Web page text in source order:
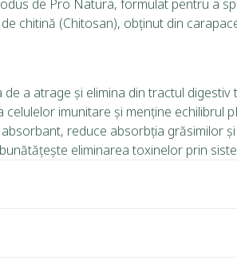
de Pro Natura, formulat pentru a
chitină (Chitosan), obținut din
a atrage și elimina din tractul
imunitare și menține echilibrul
reduce absorbția grăsimilor
eliminarea toxinelor prin